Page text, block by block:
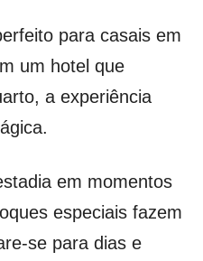
para casais em
um hotel que
a experiência
em momentos
especiais fazem
se para dias e